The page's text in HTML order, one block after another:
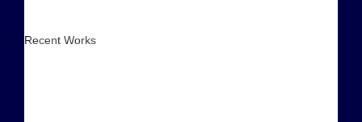
Recent Works